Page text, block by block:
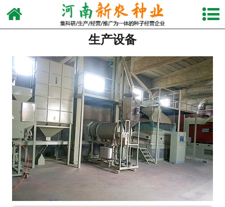
网站首页
产品中心
新闻动态
视频中心
生产设备
发货现场
生产设备